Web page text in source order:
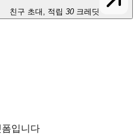
친구 초대, 적립 30 크레딧
입니다